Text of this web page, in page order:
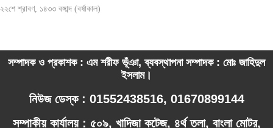
২২শে শ্রাবণ, ১৪৩৩ বঙ্গাব্দ (বর্ষাকাল)
সম্পাদক ও প্রকাশক : এম শরীফ ভূঁঞা, ব্যবস্থাপনা সম্পাদক : মোঃ জাহিদুল
ইসলাম।
নিউজ ডেস্ক : 01552438516, 01670899144
সম্পাকীয় কার্যালয় : ৫০৯, খাদিজা কটেজ, ৪র্থ তলা, বাংলা মোটর,